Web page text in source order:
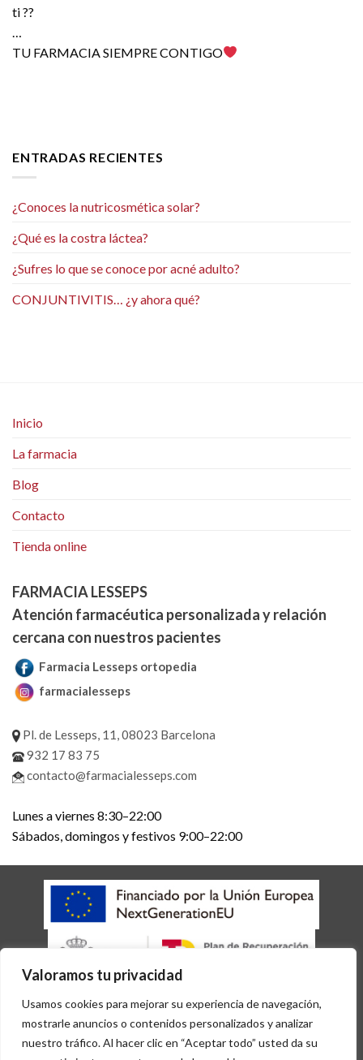
Valoramos tu privacidad
Usamos cookies para mejorar su experiencia de navegación,
mostrarle anuncios o contenidos personalizados y analizar
nuestro tráfico. Al hacer clic en “Aceptar todo” usted da su
ti ??
TU FARMACIA SIEMPRE CONTIGO
ENTRADAS RECIENTES
¿Conoces la nutricosmética solar?
¿Qué es la costra láctea?
¿Sufres lo que se conoce por acné adulto?
CONJUNTIVITIS… ¿y ahora qué?
Inicio
La farmacia
Blog
Contacto
Tienda online
FARMACIA LESSEPS
Atención farmacéutica personalizada y relación
cercana con nuestros pacientes
Farmacia Lesseps ortopedia
farmacialesseps
Pl. de Lesseps, 11, 08023 Barcelona
932 17 83 75
contacto@farmacialesseps.com
Lunes a viernes 8:30–22:00
Sábados, domingos y festivos 9:00–22:00
AVISO LEGAL POLÍTICA DE COOKIES
POLÍTICA DE PRIVACIDAD
ACCESIBILIDAD
Copyright 2026 © Desarrollado por Sisfarma